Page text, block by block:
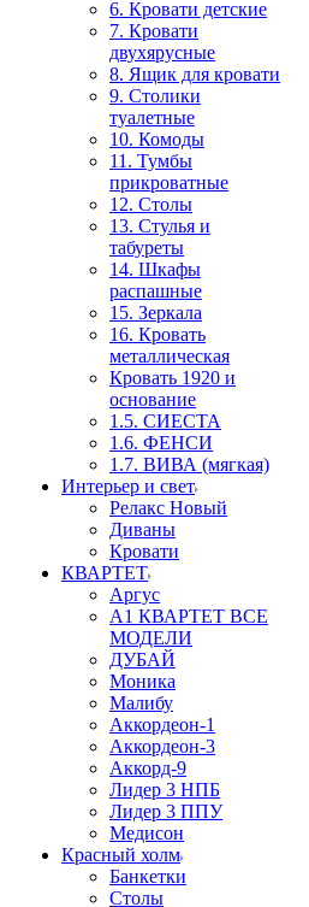
6. Кровати детские
7. Кровати
двухярусные
8. Ящик для кровати
9. Столики
туалетные
10. Комоды
11. Тумбы
прикроватные
12. Столы
13. Стулья и
табуреты
14. Шкафы
распашные
15. Зеркала
16. Кровать
металлическая
Кровать 1920 и
основание
1.5. СИЕСТА
1.6. ФЕНСИ
1.7. ВИВА (мягкая)
Интерьер и свет
Релакс Новый
Диваны
Кровати
КВАРТЕТ
Аргус
А1 КВАРТЕТ ВСЕ
МОДЕЛИ
ДУБАЙ
Моника
Малибу
Аккордеон-1
Аккордеон-3
Аккорд-9
Лидер 3 НПБ
Лидер 3 ППУ
Медисон
Красный холм
Банкетки
Столы